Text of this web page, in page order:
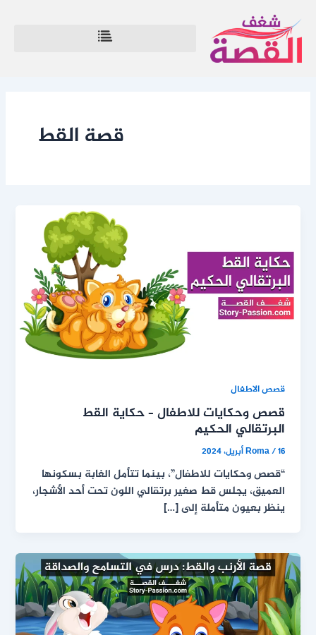
إلى
المحتوى
قصة القط
قصص الاطفال
قصص وحكايات للاطفال – حكاية القط
البرتقالي الحكيم
Roma/16 أبريل، 2024
“قصص وحكايات للاطفال”، بينما تتأمل الغابة بسكونها
العميق، يجلس قط صغير برتقالي اللون تحت أحد الأشجار،
ينظر بعيون متأملة إلى […]